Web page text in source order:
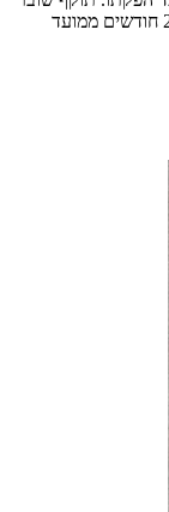
לרכישת מוצר או שירות מסויים יהיה לכל הפחות 24 חודשים ממועד